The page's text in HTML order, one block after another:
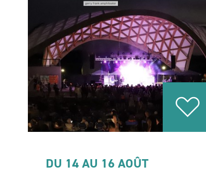
DU 14 AU 16 AOÛT